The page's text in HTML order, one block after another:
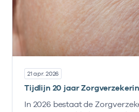
21 apr. 2026
Tijdlijn 20 jaar
In 2026 bestaat de